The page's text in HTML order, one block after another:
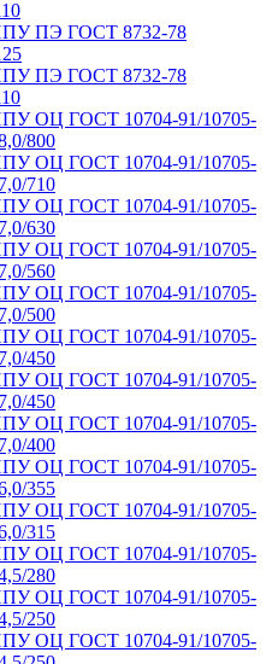
ПЭ ГОСТ 8732-78
ПЭ ГОСТ 8732-78
ОЦ ГОСТ 10704-91/10705-
800
ОЦ ГОСТ 10704-91/10705-
710
ОЦ ГОСТ 10704-91/10705-
630
ОЦ ГОСТ 10704-91/10705-
560
ОЦ ГОСТ 10704-91/10705-
500
ОЦ ГОСТ 10704-91/10705-
450
ОЦ ГОСТ 10704-91/10705-
450
ОЦ ГОСТ 10704-91/10705-
400
ОЦ ГОСТ 10704-91/10705-
355
ОЦ ГОСТ 10704-91/10705-
315
ОЦ ГОСТ 10704-91/10705-
280
ОЦ ГОСТ 10704-91/10705-
250
ОЦ ГОСТ 10704-91/10705-